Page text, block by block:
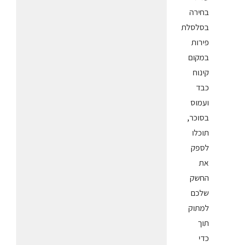
בחירה
בסלסלת
פירות
במקום
קינוח
כבד
ועמוס
בסוכר,
תוכלו
לספק
את
החשק
שלכם
למתוק
תוך
כדי